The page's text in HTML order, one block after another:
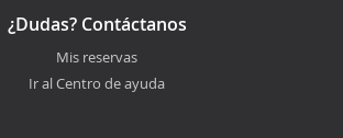
¿Dudas? Contáctanos
Mis reservas
Ir al Centro de ayuda